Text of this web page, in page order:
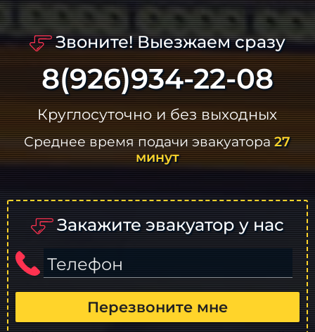
Звоните! Выезжаем сразу
8(926)934-22-08
Круглосуточно и без выходных
Среднее время подачи эвакуатора27
минут
Закажите эвакуатор у нас
Телефон
Перезвоните мне